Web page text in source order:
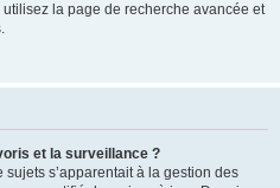
la page de recherche avancée et
et la surveillance ?
s’apparentait à la gestion des